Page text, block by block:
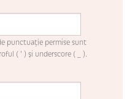
punctuaţie permise sunt
( ' ) şi underscore ( _ ).